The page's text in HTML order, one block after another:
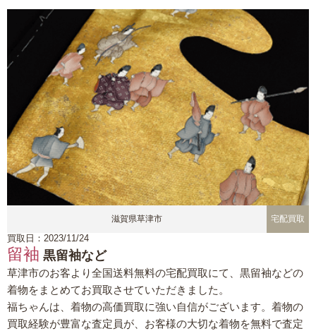
滋賀県草津市 宅配買取
買取日：2023/11/24
留袖 黒留袖など
草津市のお客より全国送料無料の宅配買取にて、黒留袖などの
着物をまとめてお買取させていただきました。
福ちゃんは、着物の高価買取に強い自信がございます。着物の
買取経験が豊富な査定員が、お客様の大切な着物を無料で査定